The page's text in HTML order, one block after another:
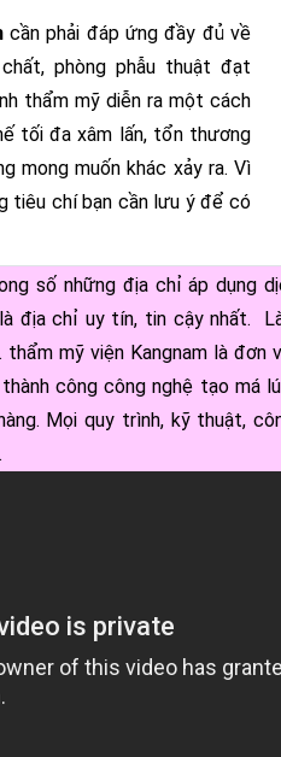
cần phải đáp ứng đầy đủ về
phòng phẫu thuật đạt
thẩm mỹ diễn ra một cách
tối đa xâm lấn, tổn thương
mong muốn khác xảy ra. Vì
tiêu chí bạn cần lưu ý để có
số những địa chỉ áp dụng
địa chỉ uy tín, tin cậy nhất.
thẩm mỹ viện Kangnam là
công công nghệ tạo má
Mọi quy trình, kỹ thuật,